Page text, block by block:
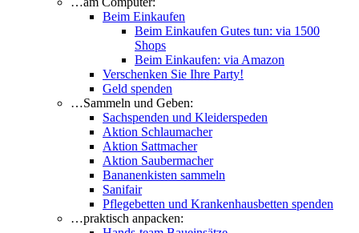
Beim Einkaufen
Beim Einkaufen Gutes tun: via 1500
Shops
Beim Einkaufen: via Amazon
Verschenken Sie Ihre Party!
Geld spenden
…Sammeln und Geben:
Sachspenden und Kleiderspeden
Aktion Schlaumacher
Aktion Sattmacher
Aktion Saubermacher
Bananenkisten sammeln
Sanifair
Pflegebetten und Krankenhausbetten spenden
…praktisch anpacken: